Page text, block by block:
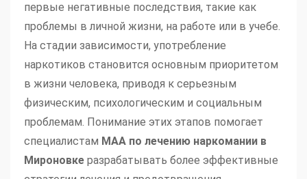
первые негативные последствия, такие как
проблемы в личной жизни, на работе или в учебе.
На стадии зависимости, употребление
наркотиков становится основным приоритетом
в жизни человека, приводя к серьезным
физическим, психологическим и социальным
проблемам. Понимание этих этапов помогает
специалистам МАА по лечению наркомании в
Мироновке разрабатывать более эффективные